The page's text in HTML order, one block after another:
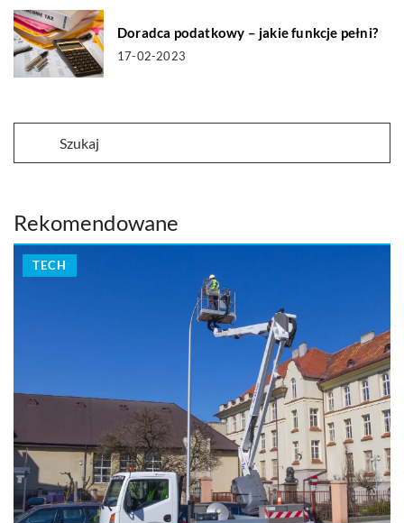
Doradca podatkowy – jakie funkcje pełni?
17-02-2023
Rekomendowane
TECH